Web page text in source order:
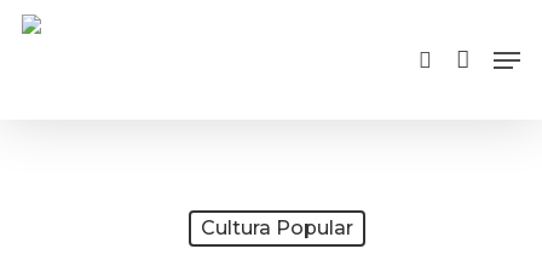
Skip
search
Cultura Popular